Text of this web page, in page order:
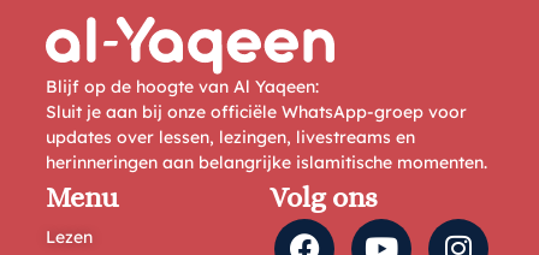
Blijf op de hoogte van Al Yaqeen:
Sluit je aan bij onze officiële WhatsApp-groep voor
updates over lessen, lezingen, livestreams en
herinneringen aan belangrijke islamitische momenten.
Menu
Lezen
Volg ons